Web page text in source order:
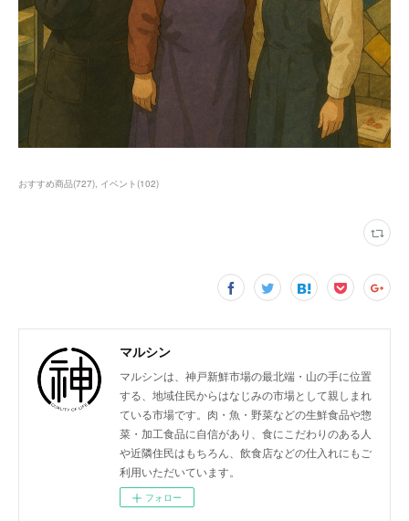
おすすめ商品(727) イベント(102)
マルシン
マルシンは、神戸新鮮市場の最北端・山の手に位置
する、地域住民からはなじみの市場として親しまれ
ている市場です。肉・魚・野菜などの生鮮食品や惣
菜・加工食品に自信があり、食にこだわりのある人
や近隣住民はもちろん、飲食店などの仕入れにもご
利用いただいています。
フォロー